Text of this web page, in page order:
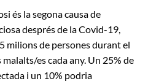
és la segona causa de
després de la Covid-19,
milions de persones durant el
es cada any. Un 25% de
i un 10% podria